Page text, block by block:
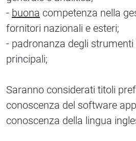
- buona competenza nella
fornitori nazionali e esteri;
- padronanza degli
principali;
Saranno considerati titoli
conoscenza del software
conoscenza della lingua